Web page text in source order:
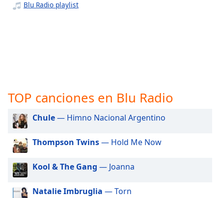
Picture-
Picture
Fullscreen
This
modal
Blu Radio playlist
TOP canciones en Blu Radio
Chule— Himno Nacional Argentino
Thompson Twins— Hold Me Now
Kool & The Gang — Joanna
Natalie Imbruglia — Torn